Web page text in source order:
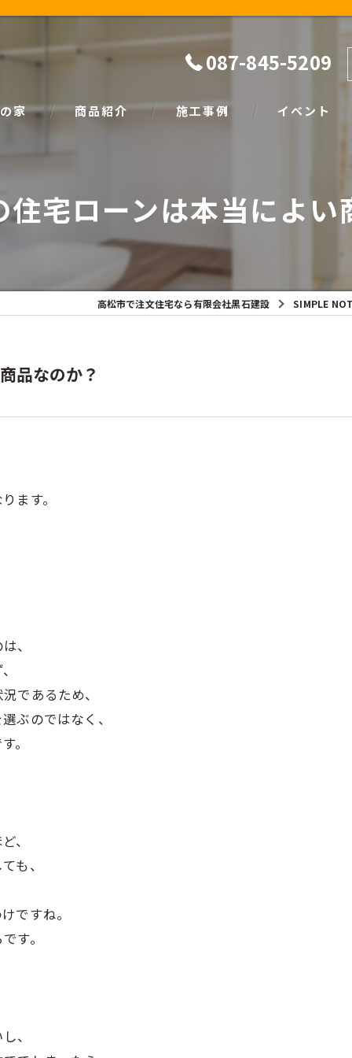
087-845-5209
家 商品紹介
SIMPLE NOTE
施工事例 イベント
家づくり塾
宅ローンは本当によい
高松市で注文住宅なら有限会社黒石建設 SIMPLE
品なのか？
ます。
、
であるため、
ぶのではなく、
。
、
も、
ですね。
す。
、